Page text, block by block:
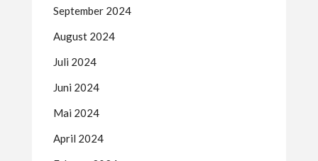
September 2024
August 2024
Juli 2024
Juni 2024
Mai 2024
April 2024